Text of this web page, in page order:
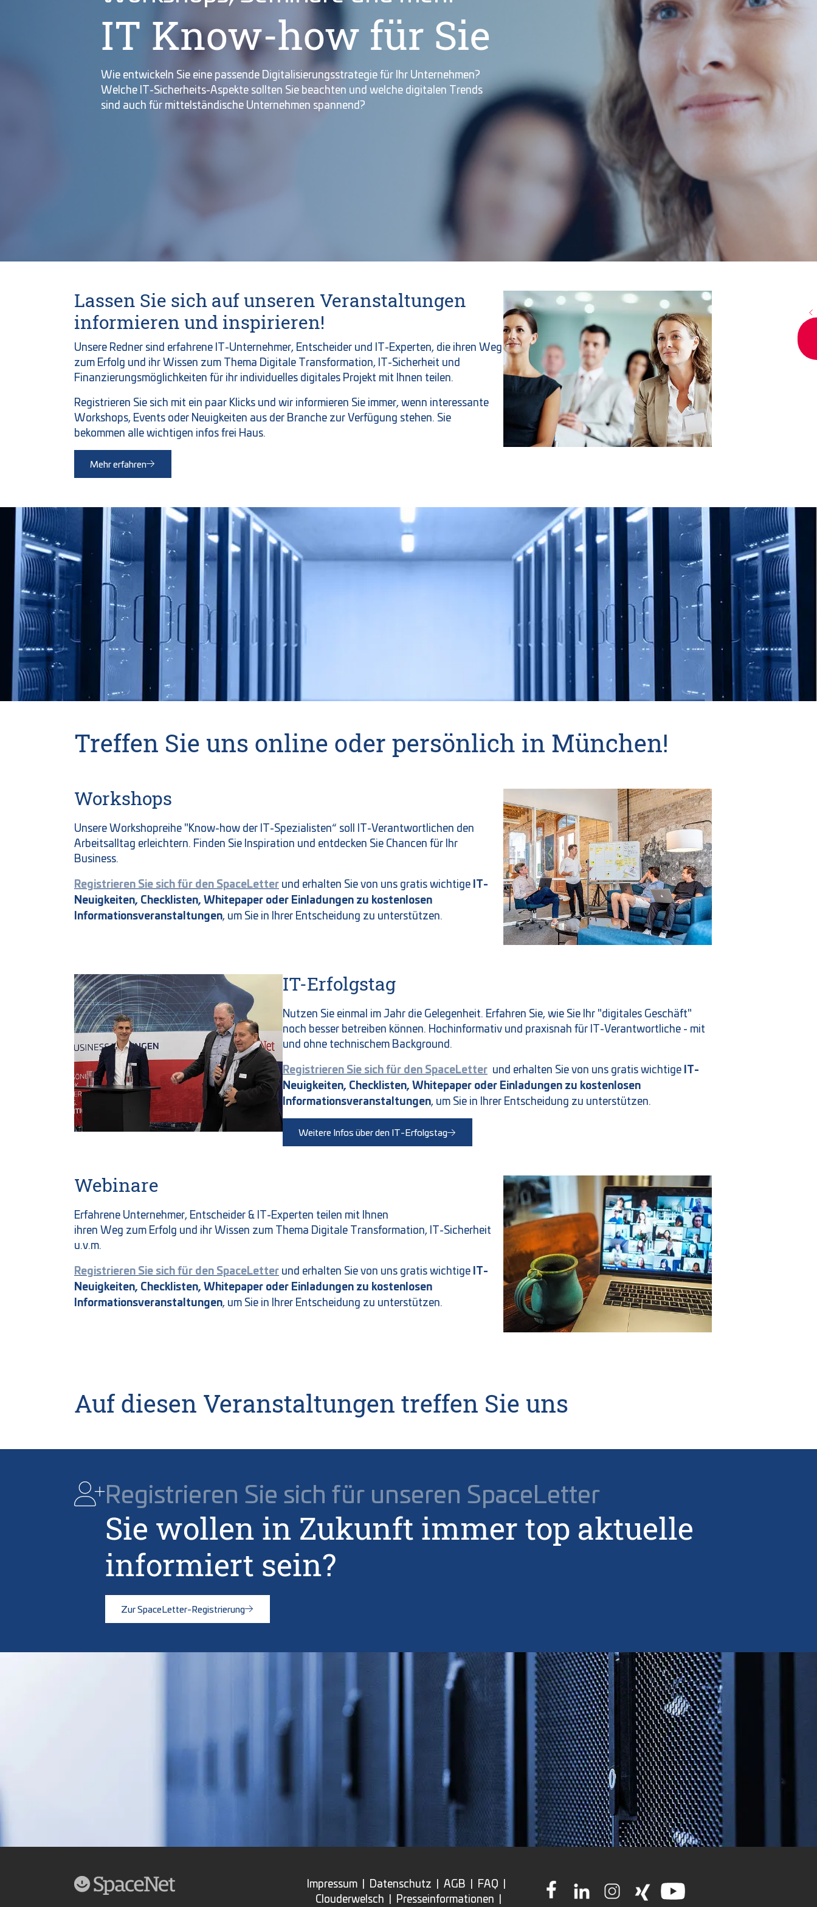
IT Know-how für Sie
Wie entwickeln Sie eine passende Digitalisierungsstrategie für Ihr Unternehmen?
Welche IT-Sicherheits-Aspekte sollten Sie beachten und welche digitalen Trends
sind auch für mittelständische Unternehmen spannend?
Lassen Sie sich auf unseren Veranstaltungen
informieren und inspirieren!
Unsere Redner sind erfahrene IT-Unternehmer, Entscheider und IT-Experten, die ihren Weg
zum Erfolg und ihr Wissen zum Thema Digitale Transformation, IT-Sicherheit und
Finanzierungsmöglichkeiten für ihr individuelles digitales Projekt mit Ihnen teilen.
Registrieren Sie sich mit ein paar Klicks und wir informieren Sie immer, wenn interessante
Workshops, Events oder Neuigkeiten aus der Branche zur Verfügung stehen. Sie
bekommen alle wichtigen infos frei Haus.
Mehr erfahren
Treffen Sie uns online oder persönlich in München!
Workshops
Unsere Workshopreihe "Know-how der IT-Spezialisten“ soll IT-Verantwortlichen den
Arbeitsalltag erleichtern. Finden Sie Inspiration und entdecken Sie Chancen für Ihr
Business.
Registrieren Sie sich für den SpaceLetter und erhalten Sie von uns gratis wichtige IT-
Neuigkeiten, Checklisten, Whitepaper oder Einladungen zu kostenlosen
Informationsveranstaltungen, um Sie in Ihrer Entscheidung zu unterstützen.
IT-Erfolgstag
Nutzen Sie einmal im Jahr die Gelegenheit. Erfahren Sie, wie Sie Ihr "digitales Geschäft"
noch besser betreiben können. Hochinformativ und praxisnah für IT-Verantwortliche - mit
und ohne technischem Background.
Registrieren Sie sich für den SpaceLetter und erhalten Sie von uns gratis wichtige IT-
Neuigkeiten, Checklisten, Whitepaper oder Einladungen zu kostenlosen
Informationsveranstaltungen, um Sie in Ihrer Entscheidung zu unterstützen.
Weitere Infos über den IT-Erfolgstag
Webinare
Erfahrene Unternehmer, Entscheider & IT-Experten teilen mit Ihnen
ihren Weg zum Erfolg und ihr Wissen zum Thema Digitale Transformation, IT-Sicherheit
u.v.m.
Registrieren Sie sich für den SpaceLetter und erhalten Sie von uns gratis wichtige IT-
Neuigkeiten, Checklisten, Whitepaper oder Einladungen zu kostenlosen
Informationsveranstaltungen, um Sie in Ihrer Entscheidung zu unterstützen.
Auf diesen Veranstaltungen treffen Sie uns
Registrieren Sie sich für unseren SpaceLetter
Sie wollen in Zukunft immer top aktuelle
informiert sein?
Zur SpaceLetter-Registrierung
Impressum| Datenschutz | AGB | FAQ |
Clouderwelsch | Presseinformationen |